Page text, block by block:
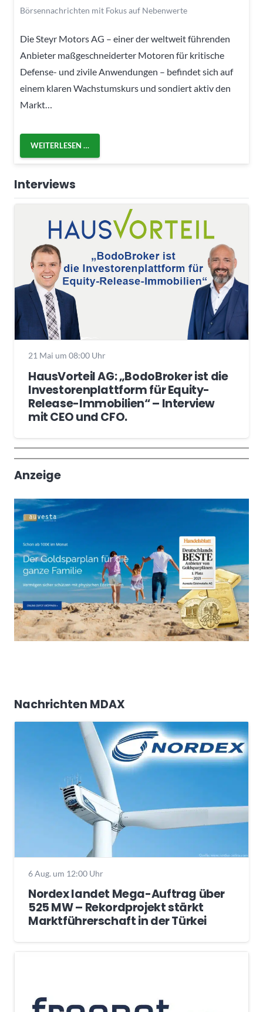
Börsennachrichten mit Fokus auf Nebenwerte
Die Steyr Motors AG – einer der weltweit führenden
Anbieter maßgeschneiderter Motoren für kritische
Defense- und zivile Anwendungen – befindet sich auf
einem klaren Wachstumskurs und sondiert aktiv den
Markt…
WEITERLESEN …
Interviews
21 Mai um 08:00 Uhr
HausVorteil AG: „BodoBroker ist die
Investorenplattform für Equity-
Release-Immobilien“ – Interview
mit CEO und CFO.
Wochenrückblick
Trendthemen
Anzeige
Nachrichten MDAX
6 Aug. um 12:00 Uhr
Nordex landet Mega-Auftrag über
525 MW – Rekordprojekt stärkt
Marktführerschaft in der Türkei